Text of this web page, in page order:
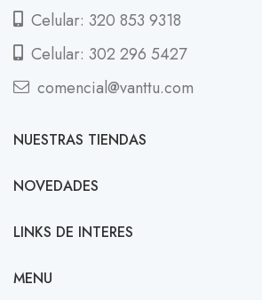
Celular: 320 853 9318
Celular: 302 296 5427
comencial@vanttu.com
NUESTRAS TIENDAS
NOVEDADES
LINKS DE INTERES
MENU